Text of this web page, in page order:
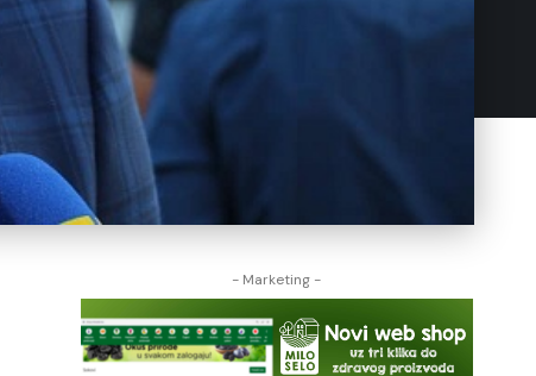
- Marketing -